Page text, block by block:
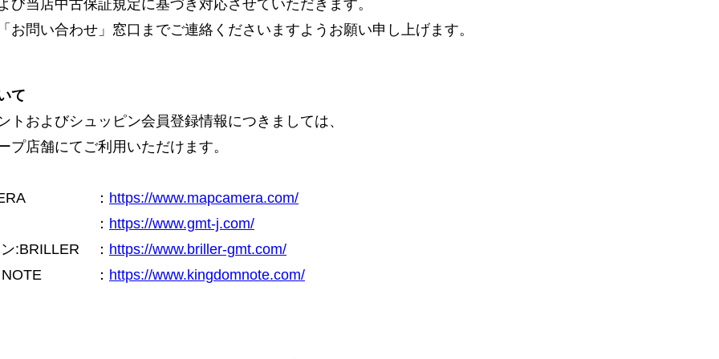
び当店中古保証規定に基づき対応させていただきます。
お問い合わせ」窓口までご連絡くださいますようお願い申し上げます。
て
トおよびシュッピン会員登録情報につきましては、
プ店舗にてご利用いただけます。
： https://www.mapcamera.com/
： https://www.gmt-j.com/
:BRILLER
： https://www.briller-gmt.com/
： https://www.kingdomnote.com/